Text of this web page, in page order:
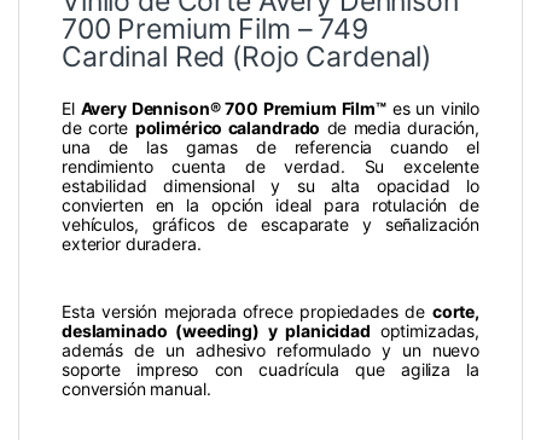
700 Premium Film – 749
Cardinal Red (Rojo Cardenal)
El Avery Dennison® 700 Premium Film™es un vinilo
de corte polimérico calandrado de media duración,
una de las gamas de referencia cuando el
rendimiento cuenta de verdad. Su excelente
estabilidad dimensional y su alta opacidad lo
convierten en la opción ideal para rotulación de
vehículos, gráficos de escaparate y señalización
exterior duradera.
Esta versión mejorada ofrece propiedades de corte,
deslaminado (weeding) y planicidad optimizadas,
además de un adhesivo reformulado y un nuevo
soporte impreso con cuadrícula que agiliza la
conversión manual.